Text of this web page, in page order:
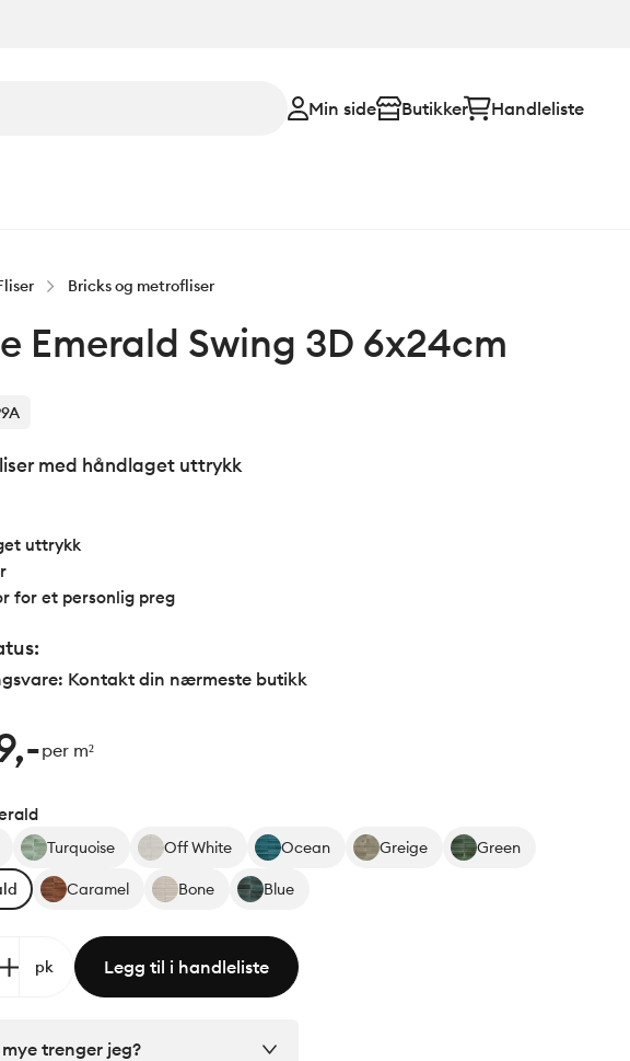
Min side Butikker Handleliste
Bricks og metrofliser
Emerald Swing 3D 6x24cm
med håndlaget uttrykk
uttrykk
for et personlig preg
Kontakt din nærmeste butikk
per m²
Turquoise Off White Ocean Greige Green
Caramel Bone Blue
pk Legg til i handleliste
trenger jeg?